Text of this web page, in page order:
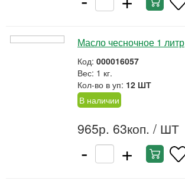
Масло чесночное 1 литр
Код: 000016057
Вес: 1 кг.
Кол-во в уп: 12 ШТ
В наличии
965р. 63коп. / ШТ
- +